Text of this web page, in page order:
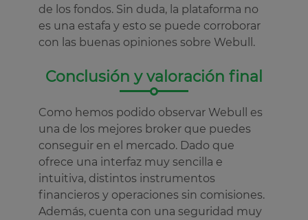
de los fondos. Sin duda, la plataforma no
es una estafa y esto se puede corroborar
con las buenas opiniones sobre Webull.
Conclusión y valoración final
Como hemos podido observar Webull es
una de los mejores broker que puedes
conseguir en el mercado. Dado que
ofrece una interfaz muy sencilla e
intuitiva, distintos instrumentos
financieros y operaciones sin comisiones.
Además, cuenta con una seguridad muy